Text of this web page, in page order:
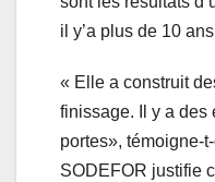
il y’a plus de 10
« Elle a construit
finissage. Il y a des
portes», témoigne-
SODEFOR justifie